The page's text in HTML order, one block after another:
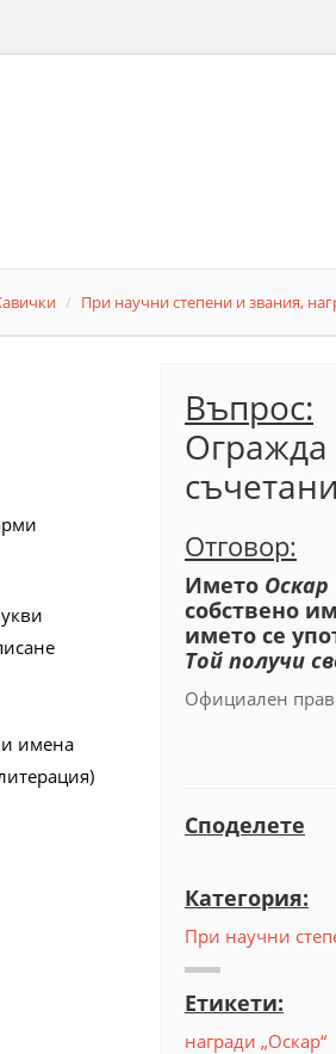
При научни степени и звания,
имена
Въпрос:
Огражда
Отговор:
Името Оскар
собствено
името се
Той получи
Официален
Споделете
Категория:
При научни
Етикети:
награди „Оскар“